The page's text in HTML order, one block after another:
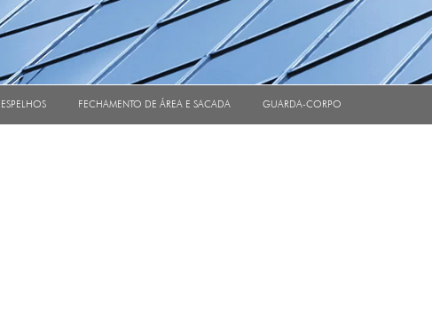
ESPELHOS FECHAMENTO DE ÁREA E SACADA GUARDA-CORPO